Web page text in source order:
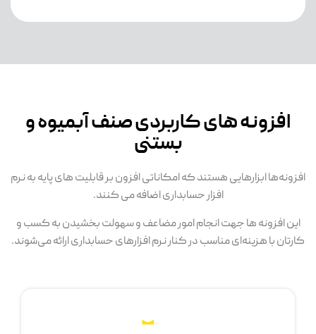
افزونه های کاربردی صنف آبمیوه و
بستنی
افزونه‌ها ابزارهایی هستند که امکاناتی افزون بر قابلیت های پایه به نرم
افزار حسابداری اضافه می کنند.
این افزونه ها جهت انجام امور مضاعف و سهولت بخشیدن به کسب و
کارتان با هزینه‌ای مناسب در کنار نرم افزارهای حسابداری ارائه می‌شوند.